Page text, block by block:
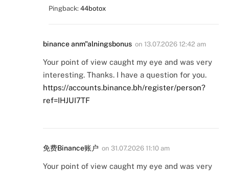
Pingback: 44botox
binance anm"alningsbonus on 13.07.2026 12:42 am
Your point of view caught my eye and was very
interesting. Thanks. I have a question for you.
https://accounts.binance.bh/register/person?
ref=IHJUI7TF
免费Binance账户 on 31.07.2026 11:10 am
Your point of view caught my eye and was very